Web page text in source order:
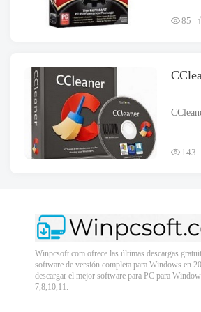
85
143
Winpcsoft.com ofrece las últimas descargas
software de versión completa para Windows en
descargar el mejor software para PC para
7,8,10,11.